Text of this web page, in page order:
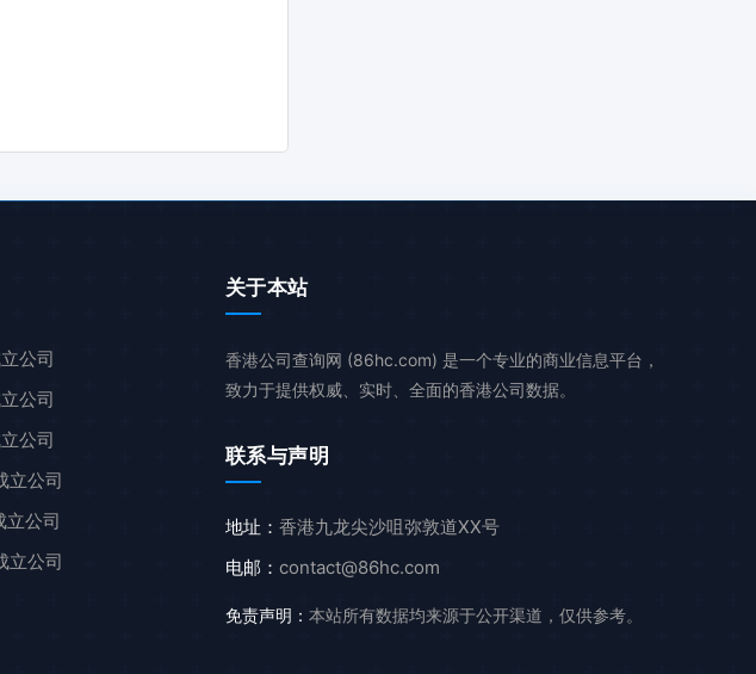
公司
公司
公司
立公司
立公司
立公司
关于本站
香港公司查询网 (86hc.com) 是一个专业的商业信息平台，
致力于提供权威、实时、全面的香港公司数据。
联系与声明
地址： 香港九龙尖沙咀弥敦道XX号
电邮： contact@86hc.com
免责声明： 本站所有数据均来源于公开渠道，仅供参考。